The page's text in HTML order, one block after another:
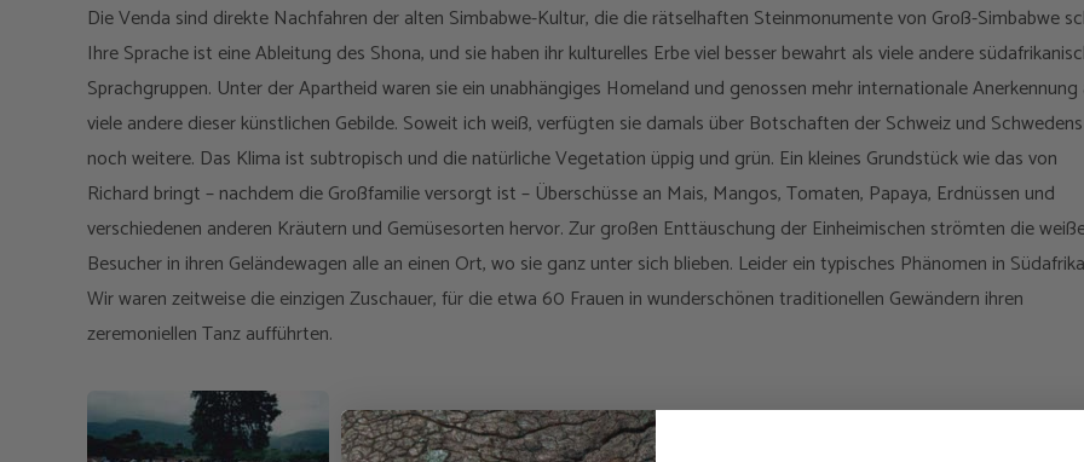
Die Venda sind direkte Nachfahren der alten Simbabwe-Kultur, die die rätselhaften Steinmonumente von Groß-Simbabwe
Ihre Sprache ist eine Ableitung des Shona, und sie haben ihr kulturelles Erbe viel besser bewahrt als viele andere
Sprachgruppen. Unter der Apartheid waren sie ein unabhängiges Homeland und genossen mehr internationale Anerkennung
viele andere dieser künstlichen Gebilde. Soweit ich weiß, verfügten sie damals über Botschaften der Schweiz und
noch weitere. Das Klima ist subtropisch und die natürliche Vegetation üppig und grün. Ein kleines Grundstück wie das von
Richard bringt – nachdem die Großfamilie versorgt ist – Überschüsse an Mais, Mangos, Tomaten, Papaya, Erdnüssen und
verschiedenen anderen Kräutern und Gemüsesorten hervor. Zur großen Enttäuschung der Einheimischen strömten die
Besucher in ihren Geländewagen alle an einen Ort, wo sie ganz unter sich blieben. Leider ein typisches Phänomen in
Wir waren zeitweise die einzigen Zuschauer, für die etwa 60 Frauen in wunderschönen traditionellen Gewändern ihren
zeremoniellen Tanz aufführten.